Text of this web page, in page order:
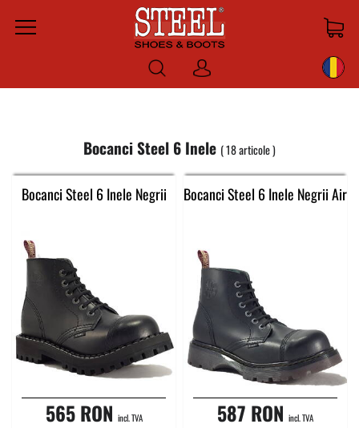
Menu
Log
in
Bocanci Steel 6 Inele 18articole
Bocanci Steel 6 Inele Negrii
565 RON incl. TVA
Bocanci Steel 6 Inele Negrii Air
587 RON incl. TVA